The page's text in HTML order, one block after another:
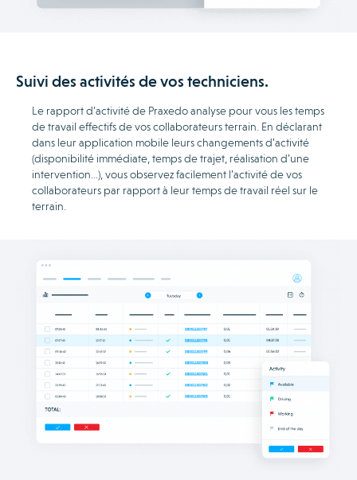
Suivi des activités de vos techniciens.
Le rapport d’activité de Praxedo analyse pour vous les temps
de travail effectifs de vos collaborateurs terrain. En déclarant
dans leur application mobile leurs changements d’activité
(disponibilité immédiate, temps de trajet, réalisation d’une
intervention…), vous observez facilement l’activité de vos
collaborateurs par rapport à leur temps de travail réel sur le
terrain.